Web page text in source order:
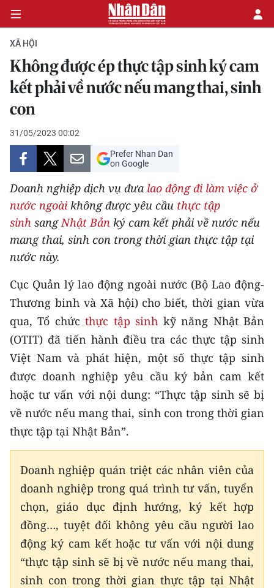
CHÍNH TRỊ
KINH TẾ
VĂN HÓA
XÃ HỘI
PHÁP LUẬT
DU LỊCH
THẾ GIỚI
THỂ THAO
GIÁO DỤC
Y TẾ
KHOA HỌC - CÔNG NGHỆ
MÔI TRƯỜNG
BẠN ĐỌC
KIỂM CHỨNG THÔNG TIN
TRI THỨC CHUYÊN SÂU
54 DÂN TỘC VIỆT NAM
CHƯƠNG TRÌNH OCOP - MỖI XÃ
MỘT SẢN PHẨM
XÃ HỘI
Không được ép thực tập sinh ký cam
kết phải về nước nếu mang thai, sinh
con
31/05/2023 00:02
Prefer Nhan Dan
on Google
Doanh nghiệp dịch vụ đưa lao động đi làm việc ở
nước ngoài không được yêu cầu thực tập
sinh sangNhật Bản ký cam kết phải về nước nếu
mang thai, sinh con trong thời gian thực tập tại
nước này.
Cục Quản lý lao động ngoài nước (Bộ Lao động-
Thương binh và Xã hội) cho biết, thời gian vừa
qua, Tổ chứcthực tập sinh kỹ năng Nhật Bản
(OTIT) đã tiến hành điều tra các thực tập sinh
Việt Nam và phát hiện, một số thực tập sinh
được doanh nghiệp yêu cầu ký bản cam kết
hoặc tư vấn với nội dung: “Thực tập sinh sẽ bị
về nước nếu mang thai, sinh con trong thời gian
thực tập tại Nhật Bản”.
Doanh nghiệp quán triệt các nhân viên của
doanh nghiệp trong quá trình tư vấn, tuyển
chọn, giáo dục định hướng, ký kết hợp
đồng…, tuyệt đối không yêu cầu người lao
động ký cam kết hoặc tư vấn với nội dung
“thực tập sinh sẽ bị về nước nếu mang thai,
sinh con trong thời gian thực tập tại Nhật